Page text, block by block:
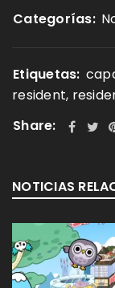
Categorías:
Etiquetas:
resident,
Share:
NOTICIAS